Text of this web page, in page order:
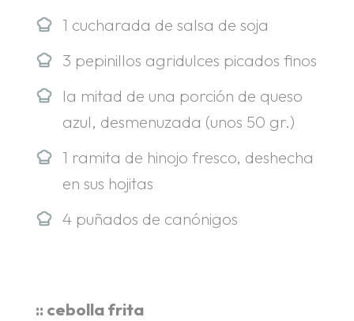
1 cucharada de salsa de soja
3 pepinillos agridulces picados finos
la mitad de una porción de queso
azul, desmenuzada (unos 50 gr.)
1 ramita de hinojo fresco, deshecha
en sus hojitas
4 puñados de canónigos
:: cebolla frita